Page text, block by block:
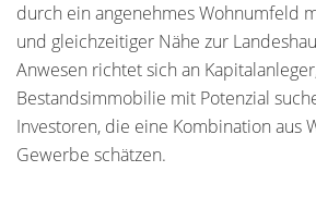
durch ein angenehmes Wohnumfeld
und gleichzeitiger Nähe zur
Anwesen richtet sich an
Bestandsimmobilie mit Potenzial
Investoren, die eine Kombination aus
Gewerbe schätzen.